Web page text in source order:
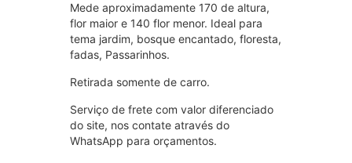
Mede aproximadamente 170 de altura,
flor maior e 140 flor menor. Ideal para
tema jardim, bosque encantado, floresta,
fadas, Passarinhos.
Retirada somente de carro.
Serviço de frete com valor diferenciado
do site, nos contate através do
WhatsApp para orçamentos.